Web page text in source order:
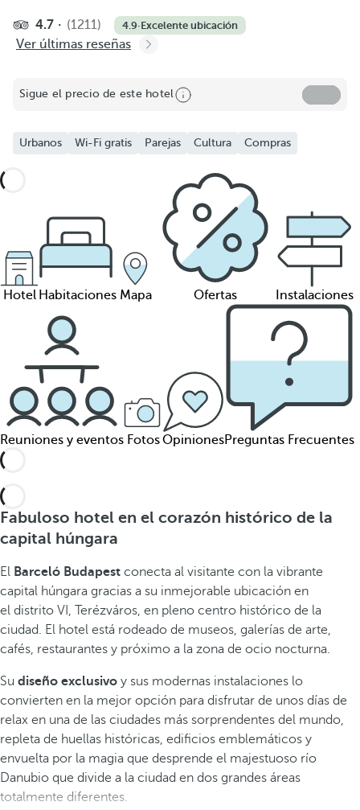
4.7 (1211) 4.9·Excelente ubicación
Ver últimas reseñas
Sigue el precio de este hotel
Urbanos Wi-Fi gratis Parejas Cultura Compras
Hotel Habitaciones Mapa Ofertas Instalaciones
Reuniones y eventos FotosOpinionesPreguntas Frecuentes
Fabuloso hotel en el corazón histórico de la
capital húngara
El Barceló Budapest conecta al visitante con la vibrante
capital húngara gracias a su inmejorable ubicación en
el distrito VI, Terézváros, en pleno centro histórico de la
ciudad. El hotel está rodeado de museos, galerías de arte,
cafés, restaurantes y próximo a la zona de ocio nocturna.
Su diseño exclusivo y sus modernas instalaciones lo
convierten en la mejor opción para disfrutar de unos días de
relax en una de las ciudades más sorprendentes del mundo,
repleta de huellas históricas, edificios emblemáticos y
envuelta por la magia que desprende el majestuoso río
Danubio que divide a la ciudad en dos grandes áreas
totalmente diferentes.